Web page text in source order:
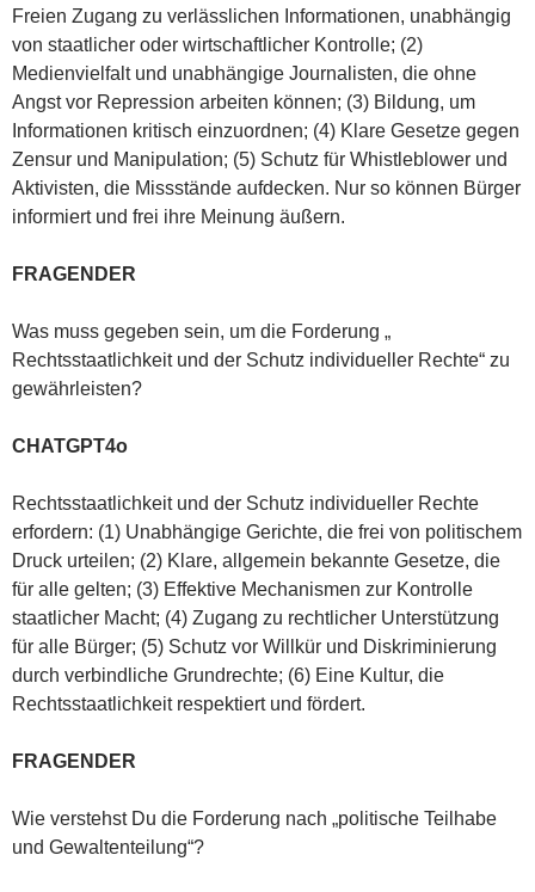
Freien Zugang zu verlässlichen Informationen, unabhängig
von staatlicher oder wirtschaftlicher Kontrolle; (2)
Medienvielfalt und unabhängige Journalisten, die ohne
Angst vor Repression arbeiten können; (3) Bildung, um
Informationen kritisch einzuordnen; (4) Klare Gesetze gegen
Zensur und Manipulation; (5) Schutz für Whistleblower und
Aktivisten, die Missstände aufdecken. Nur so können Bürger
informiert und frei ihre Meinung äußern.
FRAGENDER
Was muss gegeben sein, um die Forderung „
Rechtsstaatlichkeit und der Schutz individueller Rechte“ zu
gewährleisten?
CHATGPT4o
Rechtsstaatlichkeit und der Schutz individueller Rechte
erfordern: (1) Unabhängige Gerichte, die frei von politischem
Druck urteilen; (2) Klare, allgemein bekannte Gesetze, die
für alle gelten; (3) Effektive Mechanismen zur Kontrolle
staatlicher Macht; (4) Zugang zu rechtlicher Unterstützung
für alle Bürger; (5) Schutz vor Willkür und Diskriminierung
durch verbindliche Grundrechte; (6) Eine Kultur, die
Rechtsstaatlichkeit respektiert und fördert.
FRAGENDER
Wie verstehst Du die Forderung nach „politische Teilhabe
und Gewaltenteilung“?